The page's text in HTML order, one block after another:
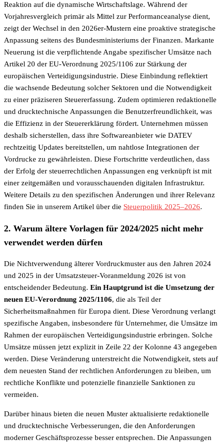
Reaktion auf die dynamische Wirtschaftslage. Während der
Vorjahresvergleich primär als Mittel zur Performanceanalyse dient,
zeigt der Wechsel in den 2026er-Mustern eine proaktive strategische
Anpassung seitens des Bundesministeriums der Finanzen. Markante
Neuerung ist die verpflichtende Angabe spezifischer Umsätze nach
Artikel 20 der EU-Verordnung 2025/1106 zur Stärkung der
europäischen Verteidigungsindustrie. Diese Einbindung reflektiert
die wachsende Bedeutung solcher Sektoren und die Notwendigkeit
zu einer präziseren Steuererfassung. Zudem optimieren redaktionelle
und drucktechnische Anpassungen die Benutzerfreundlichkeit, was
die Effizienz in der Steuererklärung fördert. Unternehmen müssen
deshalb sicherstellen, dass ihre Softwareanbieter wie DATEV
rechtzeitig Updates bereitstellen, um nahtlose Integrationen der
Vordrucke zu gewährleisten. Diese Fortschritte verdeutlichen, dass
der Erfolg der steuerrechtlichen Anpassungen eng verknüpft ist mit
einer zeitgemäßen und vorausschauenden digitalen Infrastruktur.
Weitere Details zu den spezifischen Änderungen und ihrer Relevanz
finden Sie in unserem Artikel über die Steuerpolitik 2025–2026.
2. Warum ältere Vorlagen für 2024/2025 nicht mehr
verwendet werden dürfen
Die Nichtverwendung älterer Vordruckmuster aus den Jahren 2024
und 2025 in der Umsatzsteuer-Voranmeldung 2026 ist von
entscheidender Bedeutung. Ein Hauptgrund ist die Umsetzung der
neuen EU-Verordnung 2025/1106, die als Teil der
Sicherheitsmaßnahmen für Europa dient. Diese Verordnung verlangt
spezifische Angaben, insbesondere für Unternehmer, die Umsätze im
Rahmen der europäischen Verteidigungsindustrie erbringen. Solche
Umsätze müssen jetzt explizit in Zeile 22 der Kolonne 43 angegeben
werden. Diese Veränderung unterstreicht die Notwendigkeit, stets auf
dem neuesten Stand der rechtlichen Anforderungen zu bleiben, um
rechtliche Konflikte und potenzielle finanzielle Sanktionen zu
vermeiden.
Darüber hinaus bieten die neuen Muster aktualisierte redaktionelle
und drucktechnische Verbesserungen, die den Anforderungen
moderner Geschäftsprozesse besser entsprechen. Die Anpassungen